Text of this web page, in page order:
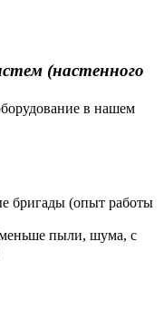
(настенного
в нашем
бригады (опыт работы
пыли, шума, с